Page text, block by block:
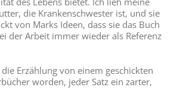
die Krankenschwester ist, und sie
von Marks Ideen, dass sie das Buch
der Arbeit immer wieder als Referenz
Erzählung von einem geschickten
worden, jeder Satz ein zarter,